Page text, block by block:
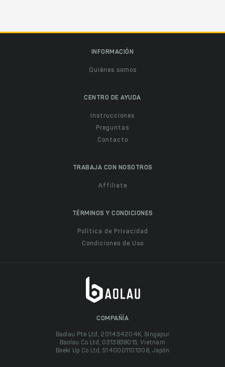
INFORMACIÓN
Quiénes somos
CENTRO DE AYUDA
Instrucciones
Preguntas
Contacto
TRABAJA CON NOSOTROS
Affiliate
TÉRMINOS Y CONDICIONES
Política de Privacidad
Condiciones de Uso
COMPAÑÍA
Baolau Pte Ltd, 201434204K, Singapur
Baolau Co Ltd, 0313838015, Vietnam
Boeki Up Co Ltd, 5140001101308, Japón